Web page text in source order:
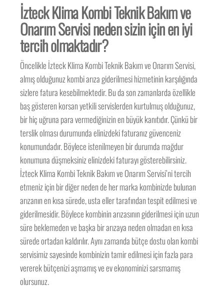
İzteck Klima Kombi Teknik Bakım ve
Onarım Servisi neden sizin için en iyi
tercih olmaktadır?
Öncelikle İzteck Klima Kombi Teknik Bakım ve Onarım Servisi,
almış olduğunuz kombi arıza giderilmesi hizmetinin karşılığında
sizlere fatura kesebilmektedir. Bu da son zamanlarda özellikle
baş gösteren korsan yetkili servislerden kurtulmuş olduğunuz,
bir hiç uğruna para vermediğinizin en büyük kanıtıdır. Çünkü bir
terslik olması durumunda elinizdeki faturanız güvenceniz
konumundadır. Böylece istenilmeyen bir durumda mağdur
konumuna düşmeksiniz elinizdeki faturayı gösterebilirsiniz.
İzteck Klima Kombi Teknik Bakım ve Onarım Servisi’ni tercih
etmeniz için bir diğer neden de her marka kombinizde bulunan
arızanın en kısa sürede, usta eller tarafından tespit edilmesi ve
giderilmesidir. Böylece kombinin arızasının giderilmesi için uzun
süre beklemeden ve başka bir arızaya neden olmadan en kısa
sürede ortadan kaldırılır. Aynı zamanda bütçe dostu olan kombi
servisimiz sayesinde kombinizin tamir edilmesi için fazla para
vererek bütçenizi aşmamış ve ev ekonominizi sarsmamış
olursunuz.